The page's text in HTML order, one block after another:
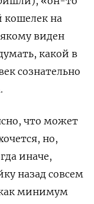
кошелек на
виден
какой в
сознательно
что может
но,
иначе,
назад совсем
минимум